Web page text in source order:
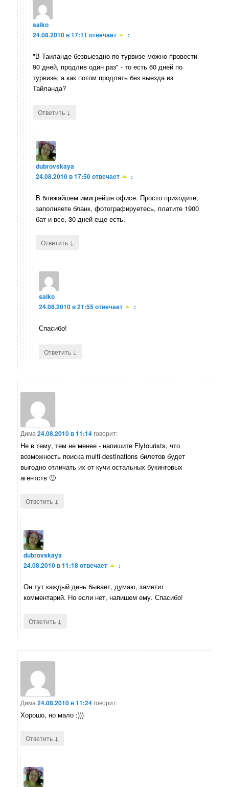
saiko
24.08.2010 в 17:11 отвечает :
"В Таиланде безвыездно по турвизе можно провести
90 дней, продлив один раз" - то есть 60 дней по
турвизе, а как потом продлять без выезда из
Тайланда?
Ответить ↓
dubrovskaya
24.08.2010 в 17:50отвечает :
В ближайшем имигрейшн офисе. Просто приходите,
заполняете бланк, фотографируетесь, платите 1900
бат и все, 30 дней еще есть.
Ответить ↓
saiko
24.08.2010 в 21:55отвечает :
Спасибо!
Ответить ↓
Дима 24.08.2010 в 11:14говорит:
Не в тему, тем не менее - напишите Flytourists, что
возможность поиска multi-destinations билетов будет
выгодно отличать их от кучи остальных букинговых
агентств 🙂
Ответить ↓
dubrovskaya
24.08.2010 в 11:18отвечает :
Он тут каждый день бывает, думаю, заметит
комментарий. Но если нет, напишем ему. Спасибо!
Ответить ↓
Дима 24.08.2010 в 11:24говорит:
Хорошо, но мало :)))
Ответить ↓